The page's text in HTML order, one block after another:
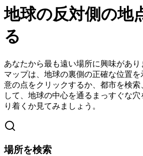
地球の反対側の地
る
あなたから最も遠い場所に興味があ
マップは、地球の裏側の正確な位置
意の点をクリックするか、都市を検索
して、地球の中心を通るまっすぐな
り着くか見てみましょう。
場所を検索